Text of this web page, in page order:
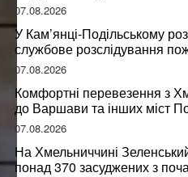
07.08.2026
У Кам’янці-Подільському
службове розслідування
сміттєзвалищі
07.08.2026
Комфортні перевезення з
до Варшави та інших міст
07.08.2026
На Хмельниччині
понад 370 засуджених з